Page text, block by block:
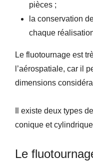
pièces ;
la conservation
chaque
Le fluotournage est
l’aérospatiale, car il
dimensions
Il existe deux types
conique et
Le